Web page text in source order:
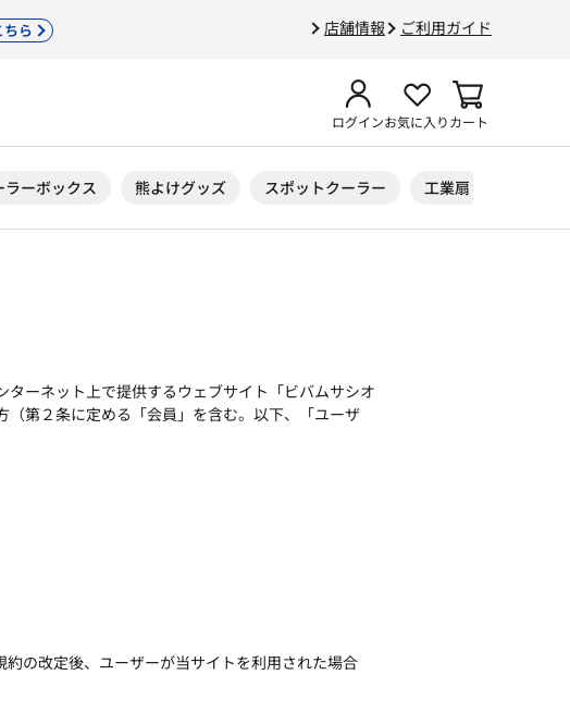
店舗情報 ご利用ガイド
ら
ログインお気に入りカート
ラーボックス 熊よけグッズ スポットクーラー 工業扇
ーネット上で提供するウェブサイト「ビバムサシオ
第２条に定める「会員」を含む。以下、「ユーザ
の改定後、ユーザーが当サイトを利用された場合